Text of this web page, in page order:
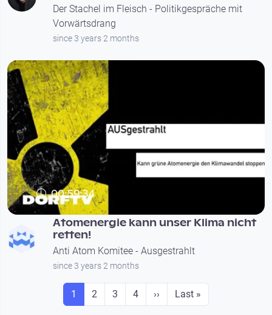
Der Stachel im Fleisch - Politikgespräche mit
Vorwärtsdrang
since 3 years 2 months
00:59:34
Atomenergie kann unser Klima nicht
retten!
Anti Atom Komitee - Ausgestrahlt
since 3 years 2 months
Seitennummerierung
Seite
1 Seite
2 Seite
3 Seite
4 Next page
›› Last page
Last »